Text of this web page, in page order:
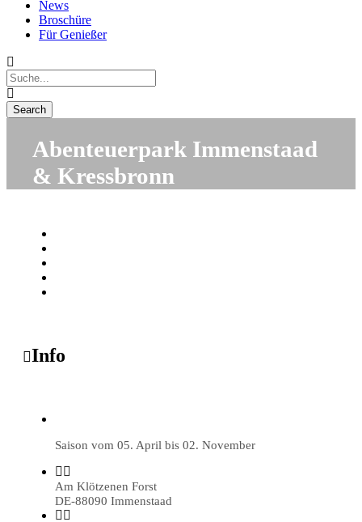
News
Broschüre
Für Genießer
Abenteuerpark Immenstaad
& Kressbronn
Info
Saison vom 05. April bis 02. November
Am Klötzenen Forst
DE-88090 Immenstaad